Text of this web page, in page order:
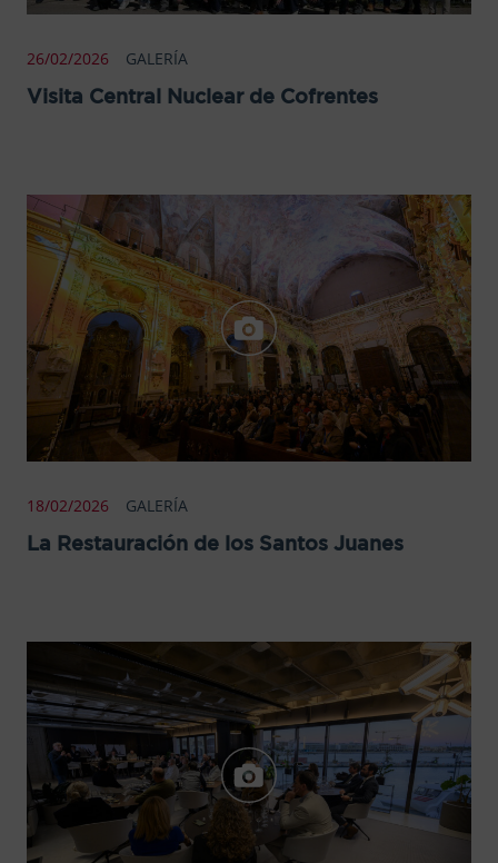
26/02/2026 GALERÍA
Visita Central Nuclear de Cofrentes
18/02/2026 GALERÍA
La Restauración de los Santos Juanes